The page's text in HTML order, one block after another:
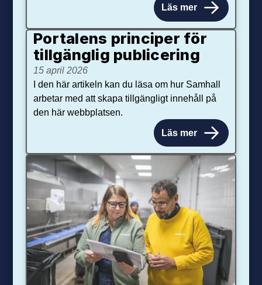
Läs mer
Portalens principer för
tillgänglig publicering
15 april 2026
I den här artikeln kan du läsa om hur Samhall
arbetar med att skapa tillgängligt innehåll på
den här webbplatsen.
Läs mer